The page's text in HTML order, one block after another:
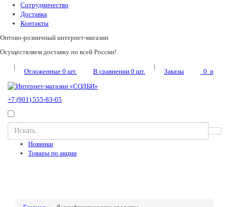
Сотрудничество
Доставка
Контакты
Оптово-розничный интернет-магазин
Осуществляем доставку по всей России!
|
Отложенные 0 шт. В сравнении 0 шт.
|
Заказы 0 p
+7 (901) 555-83-05
Новинки
Товары по акции